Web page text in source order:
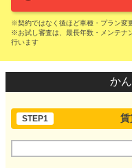
※契約ではなく後ほど車種・プラン変
※お試し審査は、最長年数・メンテナ
行います
か
STEP1 賃